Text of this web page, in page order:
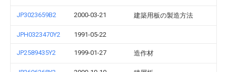
JP3023659B2 2000-03-21 建築用板の製造方法
JPH0323470Y2 1991-05-22
JP2589435Y2 1999-01-27 造作材